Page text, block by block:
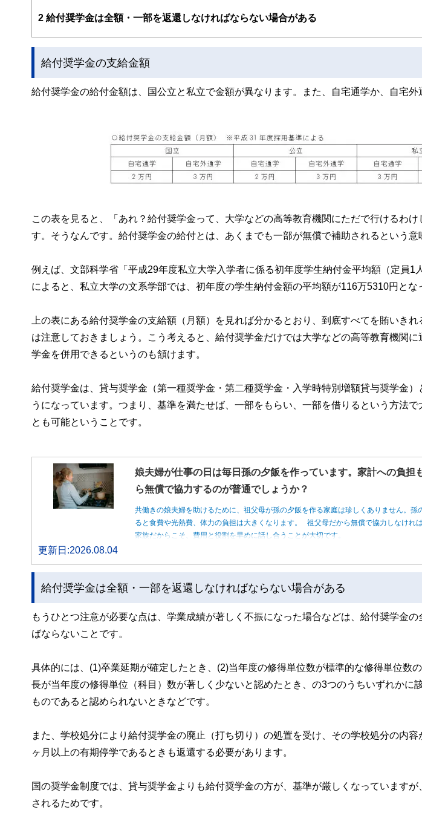
悩み相談も行う。
2 給付奨学金は全額・一部を返還しなければならない場合がある
給付奨学金の支給金額
給付奨学金の給付金額は、国公立と私立で金額が異なります。また、自宅通学か、自宅外
この表を見ると、「あれ？給付奨学金って、大学などの高等教育機関にただで行けるわけ
す。そうなんです。給付奨学金の給付とは、あくまでも一部が無償で補助されるという意
例えば、文部科学省「平成29年度私立大学入学者に係る初年度学生納付金平均額（定員1
によると、私立大学の文系学部では、初年度の学生納付金額の平均額が116万5310円とな
上の表にある給付奨学金の支給額（月額）を見れば分かるとおり、到底すべてを賄いき
は注意しておきましょう。こう考えると、給付奨学金だけでは大学などの高等教育機関
学金を併用できるというのも頷けます。
給付奨学金は、貸与奨学金（第一種奨学金・第二種奨学金・入学時特別増額貸与奨学金）
うになっています。つまり、基準を満たせば、一部をもらい、一部を借りるという方法
とも可能ということです。
娘夫婦が仕事の日は毎日孫の夕飯を作っています。家計への負担
ら無償で協力するのが普通でしょうか？
共働きの娘夫婦を助けるために、祖父母が孫の夕飯を作る家庭は珍しくありません。孫
ると食費や光熱費、体力の負担は大きくなります。 祖父母だから無償で協力しなけれ
家族だからこそ、費用と役割を早めに話し合うことが大切です。
更新日:2026.08.04
給付奨学金は全額・一部を返還しなければならない場合がある
もうひとつ注意が必要な点は、学業成績が著しく不振になった場合などは、給付奨学金
ばならないことです。
具体的には、(1)卒業延期が確定したとき、(2)当年度の修得単位数が標準的な修得単位数
長が当年度の修得単位（科目）数が著しく少ないと認めたとき、の3つのうちいずれかに
ものであると認められないときなどです。
また、学校処分により給付奨学金の廃止（打ち切り）の処置を受け、その学校処分の内
ヶ月以上の有期停学であるときも返還する必要があります。
国の奨学金制度では、貸与奨学金よりも給付奨学金の方が、基準が厳しくなっています
されるためです。